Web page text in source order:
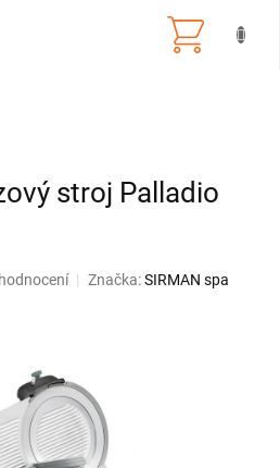
stroj Palladio
Značka:SIRMAN spa